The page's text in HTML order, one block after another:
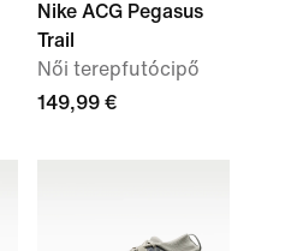
Nike ACG Pegasus
Trail
Női terepfutócipő
149,99 €